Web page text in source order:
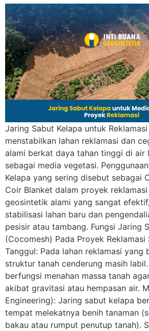
Jaring Sabut Kelapa untuk
menstabilkan lahan reklamasi dan
alami berkat daya tahan tinggi di air
sebagai media vegetasi.
Kelapa yang sering disebut sebagai
Coir Blanket dalam proyek
geosintetik alami yang sangat
stabilisasi lahan baru dan
pesisir atau tambang. Fungsi Jaring
(Cocomesh) Pada Proyek
Tanggul: Pada lahan reklamasi yang
struktur tanah cenderung masih
berfungsi menahan massa tanah
akibat gravitasi atau hempasan air.
Engineering): Jaring sabut kelapa
tempat melekatnya benih tanaman
bakau atau rumput penutup tanah).